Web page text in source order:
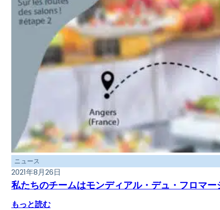
ニュース
2021年8月26日
私たちのチームはモンディアル・デュ・フロマ
もっと読む